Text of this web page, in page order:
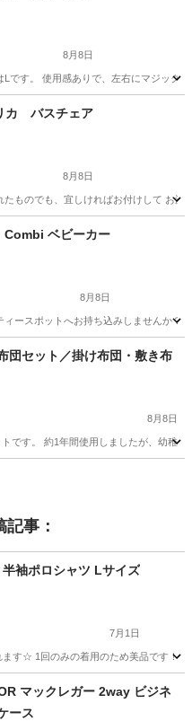
8月8日
す。 使用感ありで、左右にマジック
ニティ用品
カ バスチェア
8月8日
ものでも、宜しければお付けして お
ー用品 アップリカ
Combi ベビーカー
8月8日
スポットへお持ち込みしませんか？
団セット／掛け布団・敷き布
8月8日
です。 約1年間使用しましたが、幼稚
事：
袖ポロシャツ Lサイズ
7月1日
ます☆ 1回のみの着用のため美品です！
マックレガー 2way ビジネ
ース